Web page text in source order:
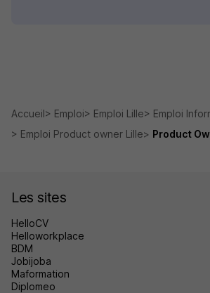
Accueil Emploi Emploi Lille
Emploi
Emploi Product owner Lille
Product
Les sites
HelloCV
Helloworkplace
BDM
Jobijoba
Maformation
Diplomeo